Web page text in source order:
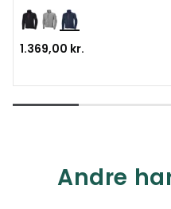
1.369,00 kr.
Andre